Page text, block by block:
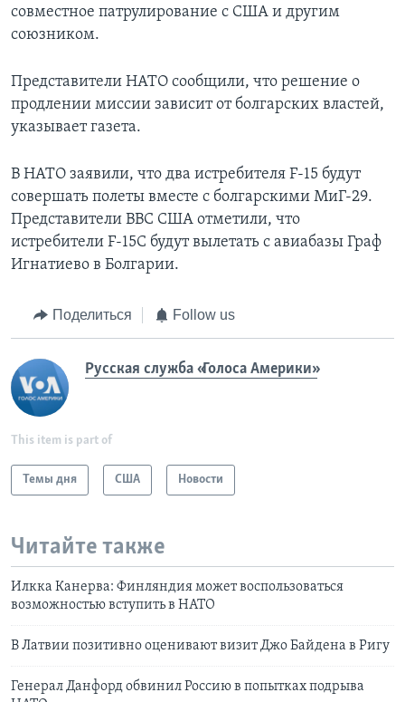
совместное патрулирование с США и другим
союзником.
Представители НАТО сообщили, что решение о
продлении миссии зависит от болгарских властей,
указывает газета.
В НАТО заявили, что два истребителя F-15 будут
совершать полеты вместе с болгарскими МиГ-29.
Представители ВВС США отметили, что
истребители F-15C будут вылетать с авиабазы Граф
Игнатиево в Болгарии.
Поделиться Follow us
Русская служба «Голоса Америки»
This item is part of
Темы дня США Новости
Читайте также
Илкка Канерва: Финляндия может воспользоваться
возможностью вступить в НАТО
В Латвии позитивно оценивают визит Джо Байдена в Ригу
Генерал Данфорд обвинил Россию в попытках подрыва